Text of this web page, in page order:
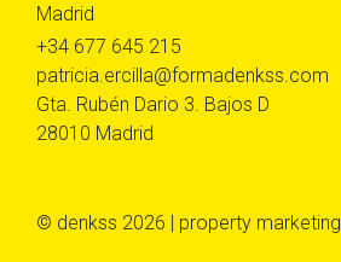
Madrid
+34 677 645 215
patricia.ercilla@formadenkss.com
Gta. Rubén Dario 3. Bajos D
28010 Madrid
© denkss 2026 | property marketing